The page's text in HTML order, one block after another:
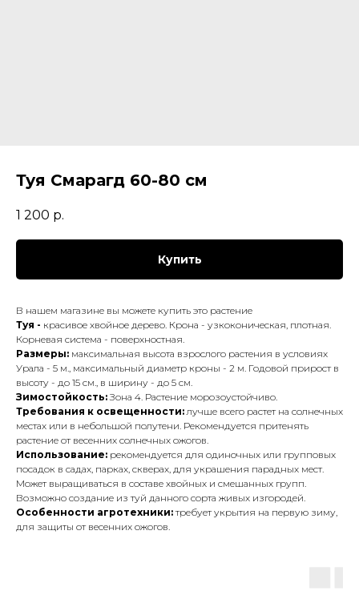
Туя Смарагд 60-80 см
1 200 р.
Купить
В нашем магазине вы можете купить это растение
Туя - красивое хвойное дерево. Крона - узкоконическая, плотная.
Корневая система - поверхностная.
Размеры: максимальная высота взрослого растения в условиях
Урала - 5 м., максимальный диаметр кроны - 2 м. Годовой прирост в
высоту - до 15 см., в ширину - до 5 см.
Зимостойкость:Зона 4. Растение морозоустойчиво.
Требования к освещенности:лучше всего растет на солнечных
местах или в небольшой полутени. Рекомендуется притенять
растение от весенних солнечных ожогов.
Использование: рекомендуется для одиночных или групповых
посадок в садах, парках, скверах, для украшения парадных мест.
Может выращиваться в составе хвойных и смешанных групп.
Возможно создание из туй данного сорта живых изгородей.
Особенности агротехники:требует укрытия на первую зиму,
для защиты от весенних ожогов.